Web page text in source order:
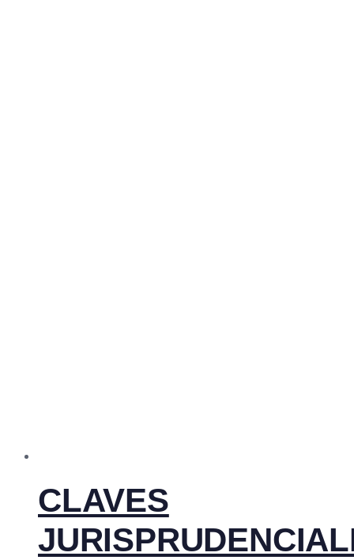
CLAVES